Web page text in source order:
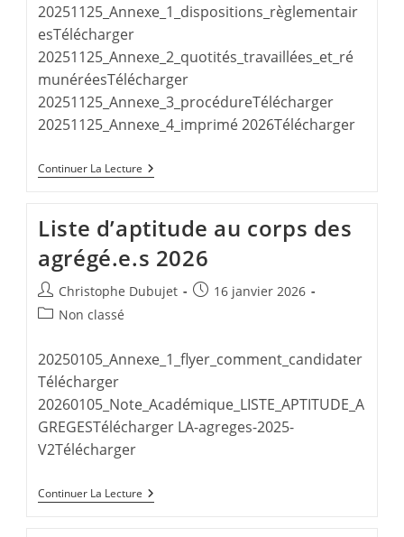
20251125_Annexe_1_dispositions_règlementair
esTélécharger
20251125_Annexe_2_quotités_travaillées_et_ré
munéréesTélécharger
20251125_Annexe_3_procédureTélécharger
20251125_Annexe_4_imprimé 2026Télécharger
Continuer La Lecture Temps
Partiel
Liste d’aptitude au corps des
agrégé.e.s 2026
Auteur/autrice
de
Christophe Dubujet
Publication
16 janvier 2026
PostNon classé
20250105_Annexe_1_flyer_comment_candidater
Télécharger
20260105_Note_Académique_LISTE_APTITUDE_A
GREGESTélécharger LA-agreges-2025-
V2Télécharger
Continuer La Lecture Liste
D’aptitude